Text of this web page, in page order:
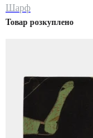
Шарф
Товар розкуплено